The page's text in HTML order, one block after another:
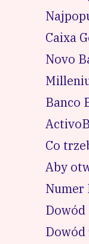
Caixa
Novo
Banco
Co
Aby
Numer
Dowód